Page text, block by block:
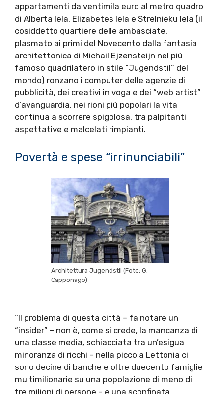
appartamenti da ventimila euro al metro quadro
di Alberta Iela, Elizabetes Iela e Strelnieku Iela (il
cosiddetto quartiere delle ambasciate,
plasmato ai primi del Novecento dalla fantasia
architettonica di Michail Ejzensteijn nel più
famoso quadrilatero in stile “Jugendstil” del
mondo) ronzano i computer delle agenzie di
pubblicità, dei creativi in voga e dei “web artist”
d’avanguardia, nei rioni più popolari la vita
continua a scorrere spigolosa, tra palpitanti
aspettative e malcelati rimpianti.
Povertà e spese “irrinunciabili”
Architettura Jugendstil (Foto: G.
Capponago)
“Il problema di questa città – fa notare un
“insider” – non è, come si crede, la mancanza di
una classe media, schiacciata tra un’esigua
minoranza di ricchi – nella piccola Lettonia ci
sono decine di banche e oltre duecento famiglie
multimilionarie su una popolazione di meno di
tre milioni di persone – e una sconfinata